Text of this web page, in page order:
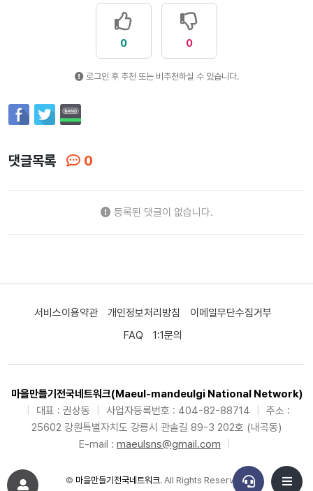
0 0
로그인 후 추천 또는 비추천하실 수 있습니다.
댓글목록 0
등록된 댓글이 없습니다.
서비스이용약관 개인정보처리방침
이메일무단수집거부
FAQ
1:1문의
마을만들기전국네트워크(Maeul-mandeulgi National Network)
대표 : 권상동 사업자등록번호 : 404-82-88714
주소 :
25602 강원특별자치도 강릉시 관솔길 89-3 202호 (내곡동)
E-mail : maeulsns@gmail.com
© 마을만들기전국네트워크. All Rights Reserved.